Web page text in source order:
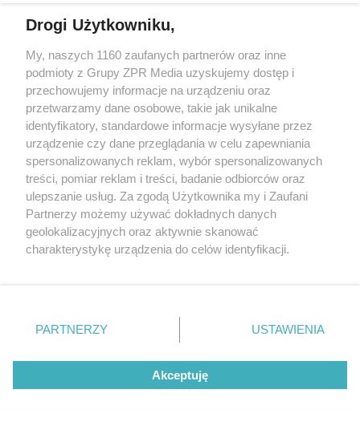
towaru
RUSZ GŁOWĄ
To proste działanie
problemy. Obliczysz
poprawnie, ile to jest
72+7×7−7×5=?
Drogi Użytkowniku,
My, naszych 1160 zaufanych partnerów oraz inne
podmioty z Grupy ZPR Media uzyskujemy dostęp i
przechowujemy informacje na urządzeniu oraz
przetwarzamy dane osobowe, takie jak unikalne
identyfikatory, standardowe informacje wysyłane przez
urządzenie czy dane przeglądania w celu zapewniania
spersonalizowanych reklam, wybór spersonalizowanych
treści, pomiar reklam i treści, badanie odbiorców oraz
ulepszanie usług. Za zgodą Użytkownika my i Zaufani
Partnerzy możemy używać dokładnych danych
geolokalizacyjnych oraz aktywnie skanować
charakterystykę urządzenia do celów identyfikacji.
zmienić/wycofać klikając przycisk ustawień prywatności
znajdujący się w lewym dolnym rogu strony
rodzaje przetwarzania danych nie wymagają zgody
użytkownika, ale masz prawo sprzeciwić się takiemu
przetwarzaniu. Preferencje będą miały zastosowanie tylko
PARTNERZY USTAWIENIA
Akceptuję